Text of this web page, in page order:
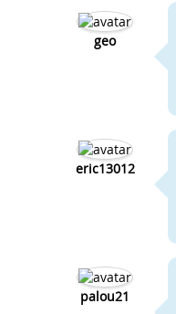
geo
eric13012
palou21